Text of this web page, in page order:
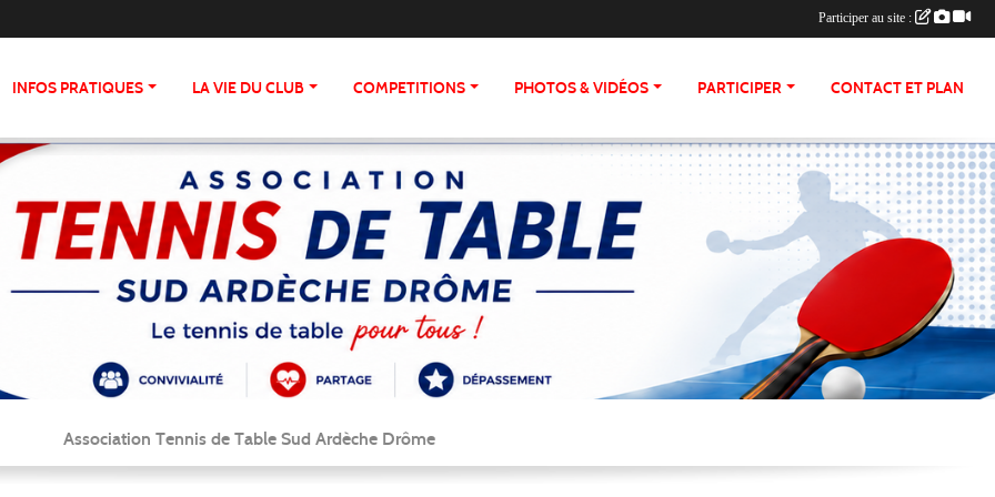
INFOS PRATIQUES LA VIE DU CLUB COMPETITIONS PHOTOS & VIDÉOS PARTICIPER CONTACT ET PLAN
Association Tennis de Table Sud Ardèche Drôme
Participer au site :